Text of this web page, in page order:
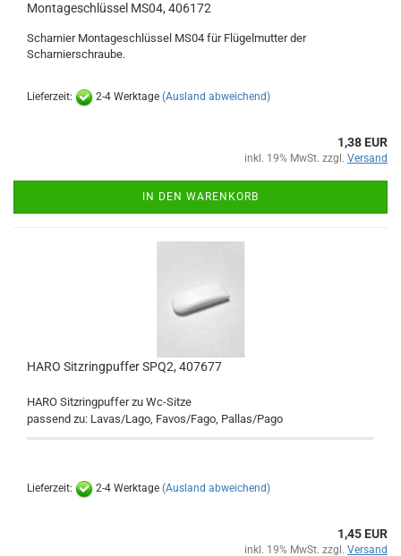
Montageschlüssel MS04, 406172
Scharnier Montageschlüssel MS04 für Flügelmutter der
Scharnierschraube.
Lieferzeit: 2-4 Werktage (Ausland abweichend)
1,38 EUR
inkl. 19% MwSt. zzgl. Versand
IN DEN WARENKORB
HARO Sitzringpuffer SPQ2, 407677
HARO Sitzringpuffer zu Wc-Sitze
passend zu: Lavas/Lago, Favos/Fago, Pallas/Pago
Lieferzeit: 2-4 Werktage (Ausland abweichend)
1,45 EUR
inkl. 19% MwSt. zzgl. Versand